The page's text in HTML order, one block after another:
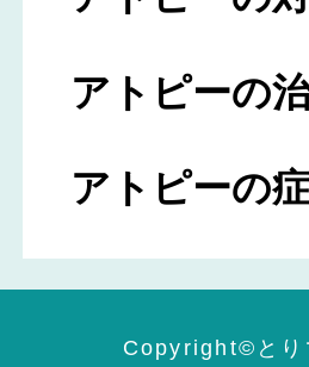
アトピーの
アトピーの
Copyright©️と